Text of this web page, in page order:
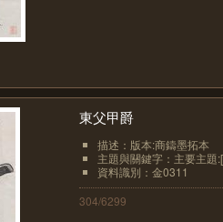
東父甲爵
描述：版本:商鑄墨拓本
主題與關鍵字：主要主題
資料識別：金0311
304/6299